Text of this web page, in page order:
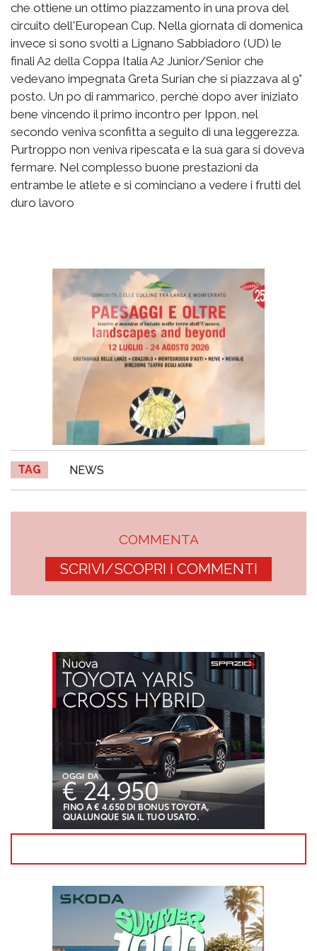
che ottiene un ottimo piazzamento in una prova del
circuito dell'European Cup. Nella giornata di domenica
invece si sono svolti a Lignano Sabbiadoro (UD) le
finali A2 della Coppa Italia A2 Junior/Senior che
vedevano impegnata Greta Surian che si piazzava al 9°
posto. Un po di rammarico, perchè dopo aver iniziato
bene vincendo il primo incontro per Ippon, nel
secondo veniva sconfitta a seguito di una leggerezza.
Purtroppo non veniva ripescata e la sua gara si doveva
fermare. Nel complesso buone prestazioni da
entrambe le atlete e si cominciano a vedere i frutti del
duro lavoro
TAG NEWS
COMMENTA
SCRIVI/SCOPRI I COMMENTI